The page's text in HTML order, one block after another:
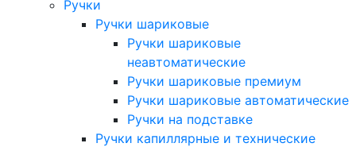
Ручки
Ручки шариковые
Ручки шариковые
неавтоматические
Ручки шариковые премиум
Ручки шариковые автоматические
Ручки на подставке
Ручки капиллярные и технические